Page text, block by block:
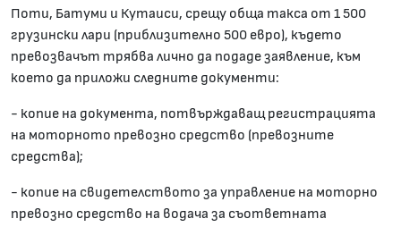
Поти, Батуми и Кутаиси, срещу обща такса от 1 500
грузински лари (приблизително 500 евро), където
превозвачът трябва лично да подаде заявление, към
което да приложи следните документи:
- копие на документа, потвърждаващ регистрацията
на моторното превозно средство (превозните
средства);
- копие на свидетелството за управление на моторно
превозно средство на водача за съответната